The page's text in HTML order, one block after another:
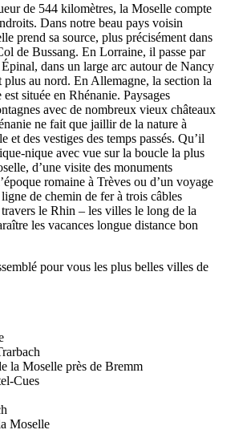
de 544 kilomètres, la Moselle compte
Dans notre beau pays voisin
prend sa source, plus précisément dans
de Bussang. En Lorraine, il passe par
dans un large arc autour de Nancy
plus au nord. En Allemagne, la section la
située en Rhénanie. Paysages
avec de nombreux vieux châteaux
ne fait que jaillir de la nature à
et des vestiges des temps passés. Qu’il
nique avec vue sur la boucle la plus
d’une visite des monuments
romaine à Trèves ou d’un voyage
de chemin de fer à trois câbles
le Rhin – les villes le long de la
les vacances longue distance bon
pour vous les plus belles villes de
la Moselle près de Bremm
Cues
Moselle